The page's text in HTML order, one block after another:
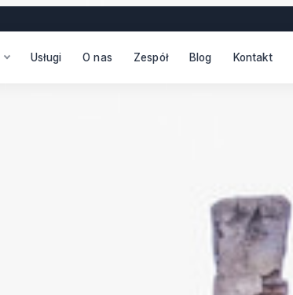
Usługi O nas Zespół Blog Kontakt